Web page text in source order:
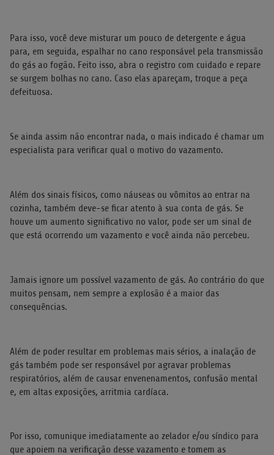
Para isso, você deve misturar um pouco de detergente e água
para, em seguida, espalhar no cano responsável pela transmissão
do gás ao fogão. Feito isso, abra o registro com cuidado e repare
se surgem bolhas no cano. Caso elas apareçam, troque a peça
defeituosa.
Se ainda assim não encontrar nada, o mais indicado é chamar um
especialista para verificar qual o motivo do vazamento.
Além dos sinais físicos, como náuseas ou vômitos ao entrar na
cozinha, também deve-se ficar atento à sua conta de gás. Se
houve um aumento significativo no valor, pode ser um sinal de
que está ocorrendo um vazamento e você ainda não percebeu.
Jamais ignore um possível vazamento de gás. Ao contrário do que
muitos pensam, nem sempre a explosão é a maior das
consequências.
Além de poder resultar em problemas mais sérios, a inalação de
gás também pode ser responsável por agravar problemas
respiratórios, além de causar envenenamentos, confusão mental
e, em altas exposições, arritmia cardíaca.
Por isso, comunique imediatamente ao zelador e/ou síndico para
que apoiem na verificação desse vazamento e tomem as